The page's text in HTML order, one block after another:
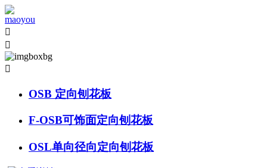



OSB 定向刨花板
F-OSB可饰面定向刨花板
OSL单向径向定向刨花板